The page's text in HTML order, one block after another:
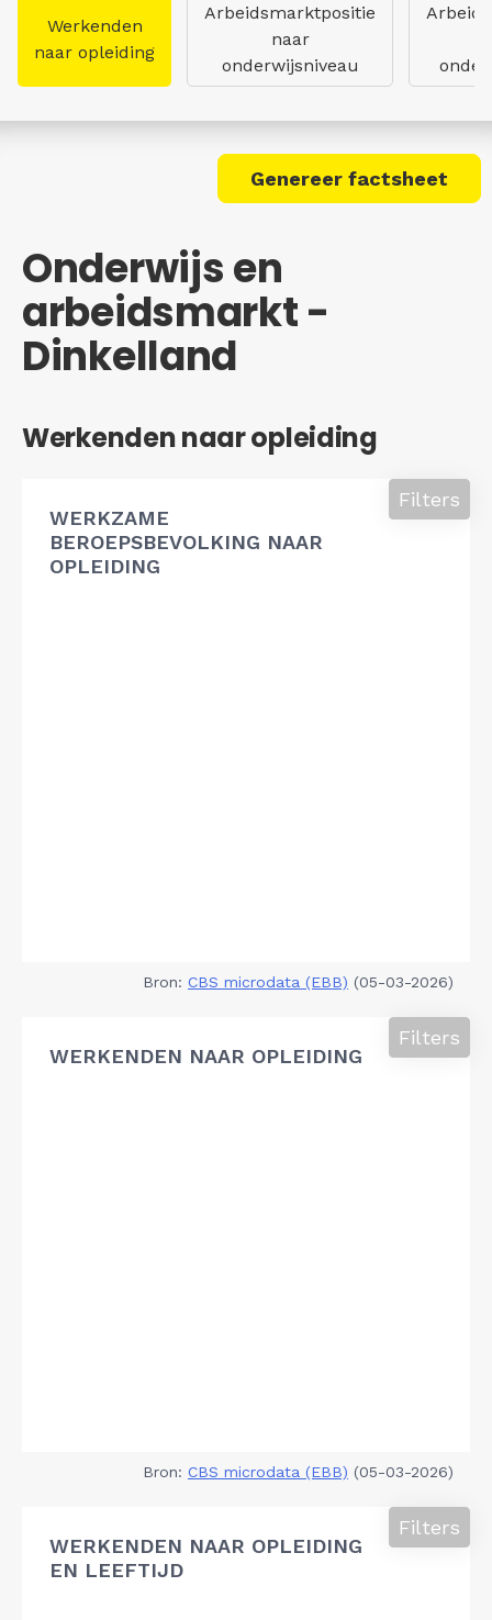
Werkenden
naar opleiding
Arbeidsmarktpositie
naar
onderwijsniveau
Genereer factsheet
Onderwijs en
arbeidsmarkt -
Dinkelland
Werkenden naar opleiding
WERKZAME
BEROEPSBEVOLKING NAAR
OPLEIDING
Filters
Bron: CBS microdata (EBB) (05-03-2026)
WERKENDEN NAAR OPLEIDING
Filters
Bron: CBS microdata (EBB) (05-03-2026)
WERKENDEN NAAR OPLEIDING
EN LEEFTIJD
Filters